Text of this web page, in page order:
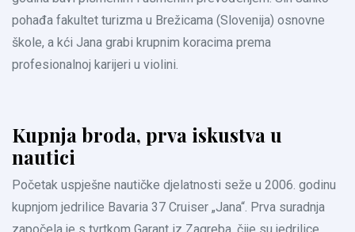
pohađa fakultet turizma u Brežicama (Slovenija) osnovne
škole, a kći Jana grabi krupnim koracima prema
profesionalnoj karijeri u violini.
Kupnja broda, prva iskustva u
nautici
Početak uspješne nautičke djelatnosti seže u 2006. godinu
kupnjom jedrilice Bavaria 37 Cruiser „Jana“. Prva suradnja
započela je s tvrtkom Garant iz Zagreba, čije su jedrilice